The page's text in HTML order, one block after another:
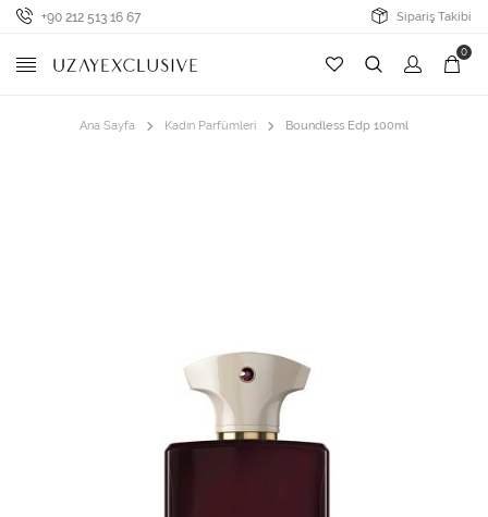
+90 212 513 16 67 Sipariş Takibi
0
Ana Sayfa Kadın Parfümleri Boundless Edp 100ml